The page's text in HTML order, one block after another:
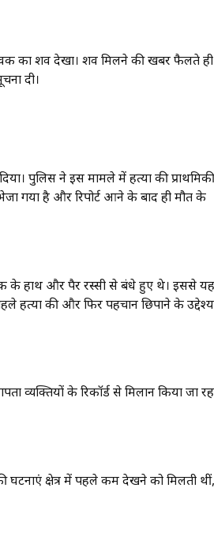
का शव देखा। शव मिलने की खबर फैलते ही
दी।
पुलिस ने इस मामले में हत्या की
गया है और रिपोर्ट आने के बाद ही मौत के
के हाथ और पैर रस्सी से बंधे हुए थे। इससे यह
हत्या की और फिर पहचान छिपाने के
के रिकॉर्ड से मिलान किया जा
क्षेत्र में पहले कम देखने को मिलती थीं,